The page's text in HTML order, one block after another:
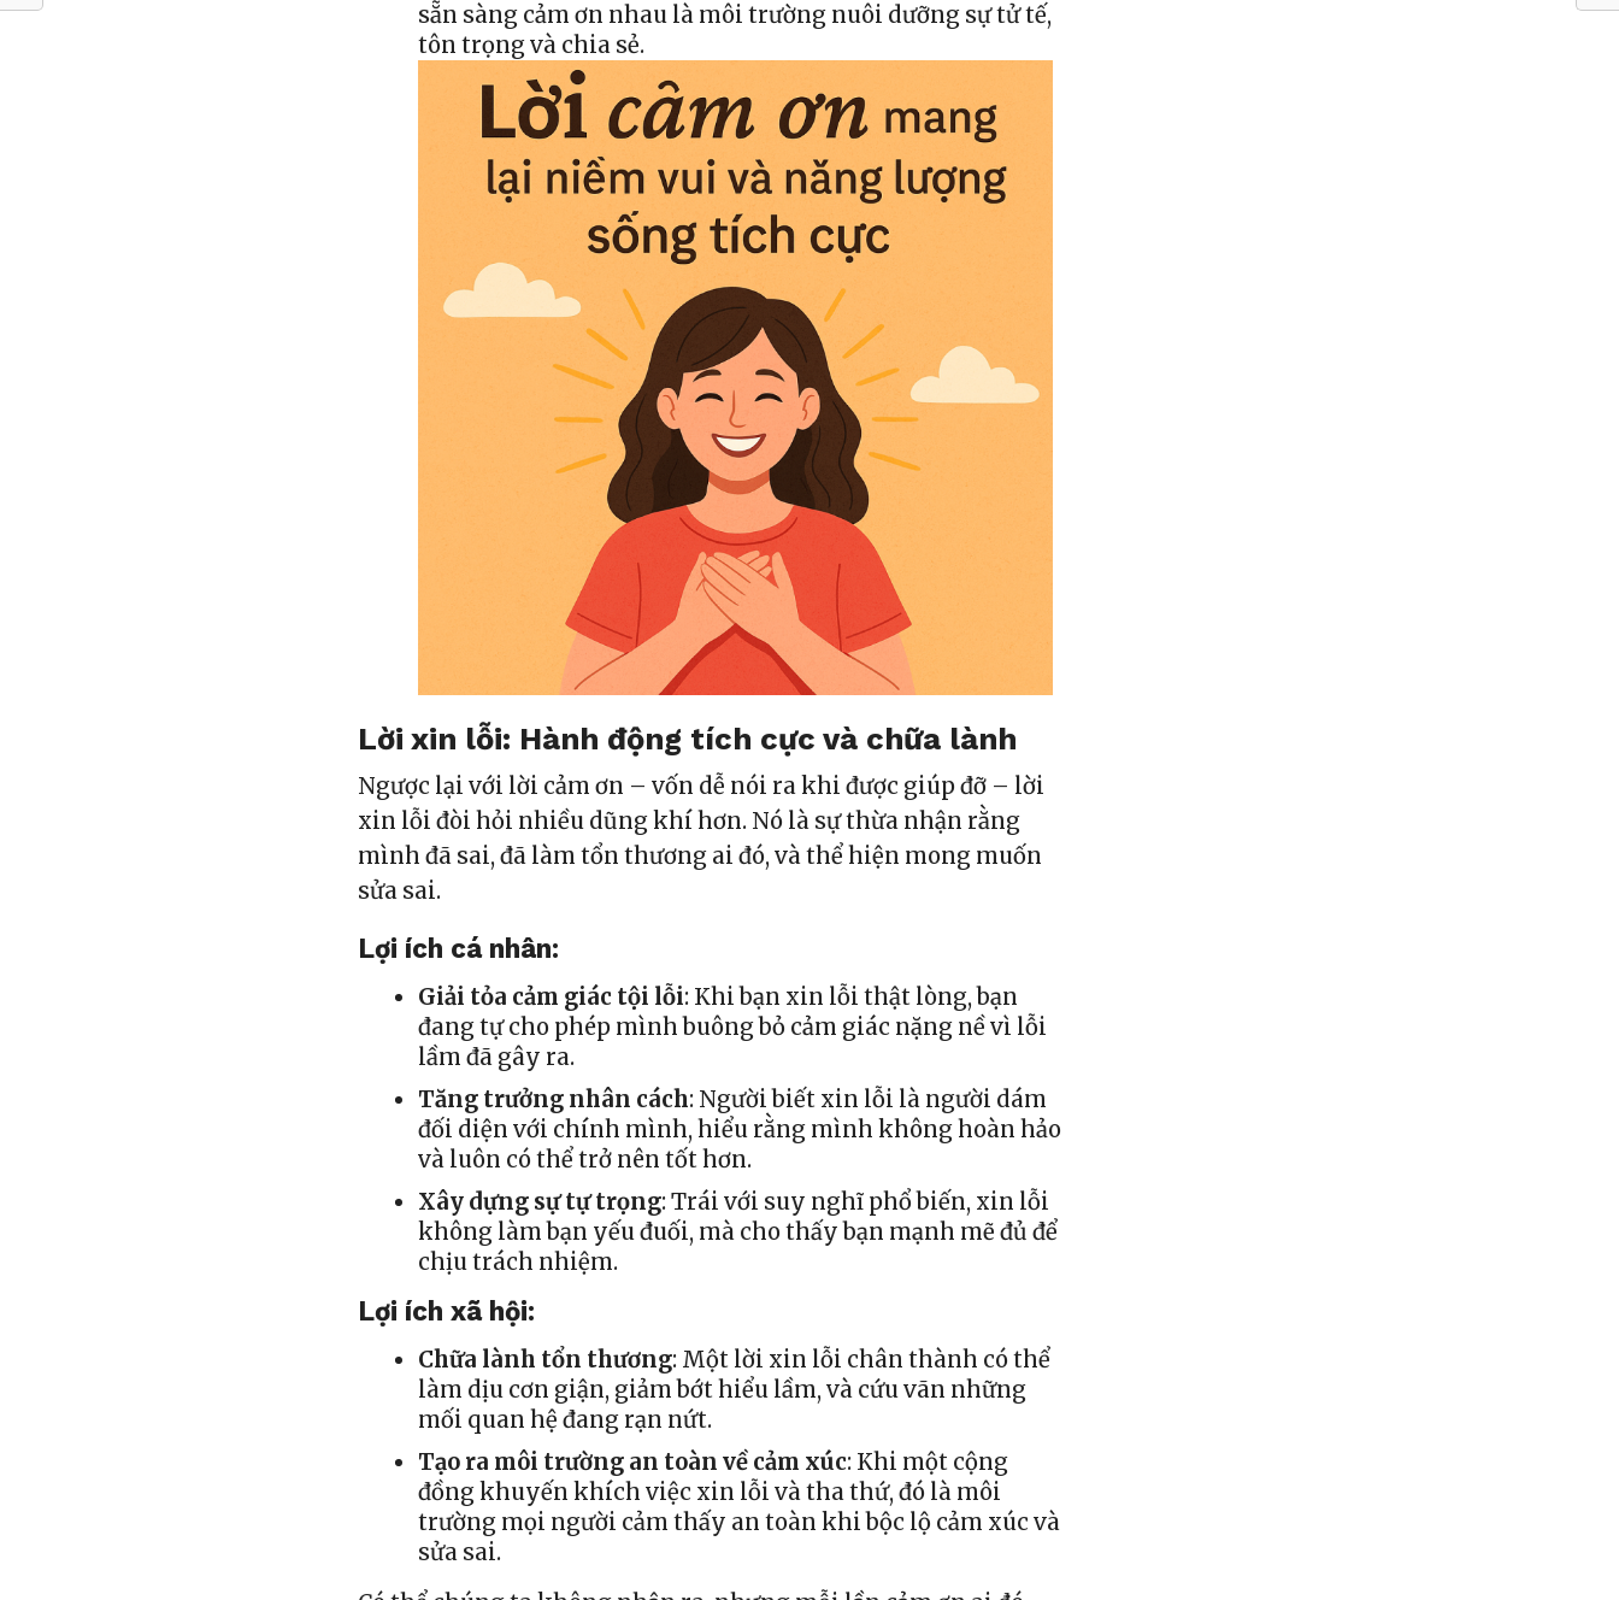
sẵn sàng cảm ơn nhau là môi trường nuôi dưỡng sự tử tế,
tôn trọng và chia sẻ.
Lời xin lỗi: Hành động tích cực và chữa lành
Ngược lại với lời cảm ơn – vốn dễ nói ra khi được giúp đỡ – lời
xin lỗi đòi hỏi nhiều dũng khí hơn. Nó là sự thừa nhận rằng
mình đã sai, đã làm tổn thương ai đó, và thể hiện mong muốn
sửa sai.
Lợi ích cá nhân:
Giải tỏa cảm giác tội lỗi: Khi bạn xin lỗi thật lòng, bạn
đang tự cho phép mình buông bỏ cảm giác nặng nề vì lỗi
lầm đã gây ra.
Tăng trưởng nhân cách: Người biết xin lỗi là người dám
đối diện với chính mình, hiểu rằng mình không hoàn hảo
và luôn có thể trở nên tốt hơn.
Xây dựng sự tự trọng: Trái với suy nghĩ phổ biến, xin lỗi
không làm bạn yếu đuối, mà cho thấy bạn mạnh mẽ đủ để
chịu trách nhiệm.
Lợi ích xã hội:
Chữa lành tổn thương: Một lời xin lỗi chân thành có thể
làm dịu cơn giận, giảm bớt hiểu lầm, và cứu vãn những
mối quan hệ đang rạn nứt.
Tạo ra môi trường an toàn về cảm xúc: Khi một cộng
đồng khuyến khích việc xin lỗi và tha thứ, đó là môi
trường mọi người cảm thấy an toàn khi bộc lộ cảm xúc và
sửa sai.